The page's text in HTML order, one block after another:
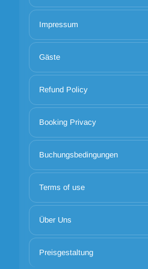
Impressum
Gäste
Refund Policy
Booking Privacy
Buchungsbedingungen
Terms of use
Über Uns
Preisgestaltung